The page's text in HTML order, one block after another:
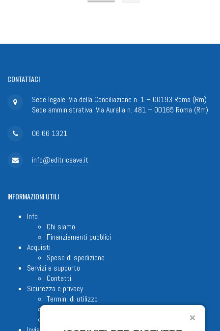
CONTATTACI
Sede legale: Via della Conciliazione n. 1 – 00193 Roma (Rm)
Sede amministrativa: Via Aurelia n. 481 – 00165 Roma (Rm)
06 66 1321
info@editriceave.it
INFORMAZIONIUTILI
Info
Chi siamo
Finanziamenti pubblici
Acquisti
Spese di spedizione
Servizi e supporto
Contatti
Sicurezza e privacy
Termini di utilizzo